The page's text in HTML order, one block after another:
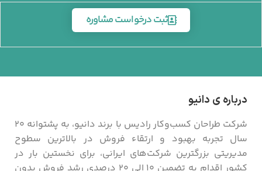
ثبت درخواست مشاوره
درباره ی دانیو
شرکت طراحان کسب‌­وکار رادیس با برند دانیو، به پشتوانه 20
سال تجربه بهبود و ارتقاء فروش در بالاترین سطوح
مدیریتی بزرگترین شرکت‌های ایرانی، برای نخستین بار در